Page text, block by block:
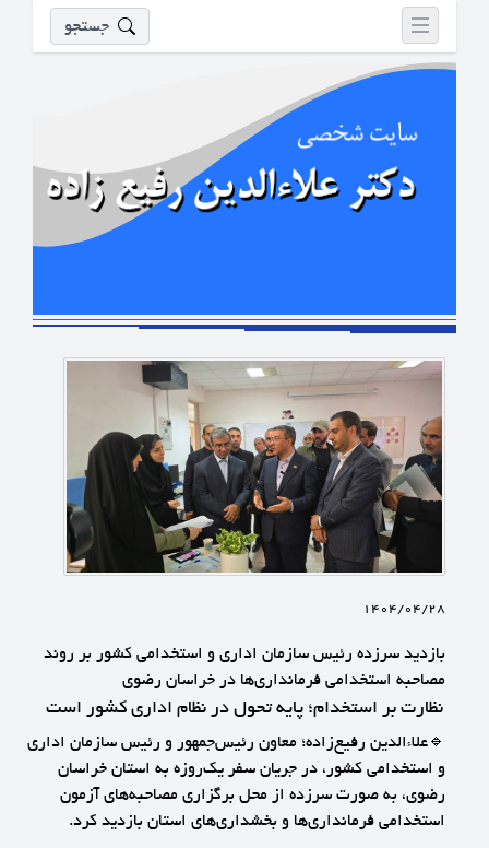
جستجو
1404/04/28
بازدید سرزده رئیس سازمان اداری و استخدامی کشور بر روند
مصاحبه استخدامی فرمانداری‌ها در خراسان رضوی
نظارت بر استخدام؛ پایه تحول در نظام اداری کشور است
🔹علاءالدین رفیع‌زاده؛ معاون رئیس‌جمهور و رئیس سازمان اداری
و استخدامی کشور، در جریان سفر یک‌روزه به استان خراسان
رضوی، به صورت سرزده از محل برگزاری مصاحبه‌های آزمون
استخدامی فرمانداری‌ها و بخشداری‌های استان بازدید کرد.